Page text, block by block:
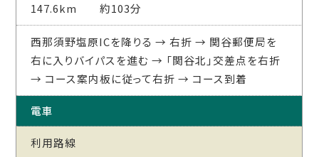
147.6km 約103分
西那須野塩原ICを降りる → 右折 → 関谷郵便局を
右に入りバイパスを進む → 「関谷北」交差点を右折
→ コース案内板に従って右折 → コース到着
電車
利用路線